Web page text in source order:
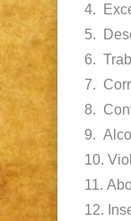
4.
5.
6.
7.
8.
9.
10.
11.
12.